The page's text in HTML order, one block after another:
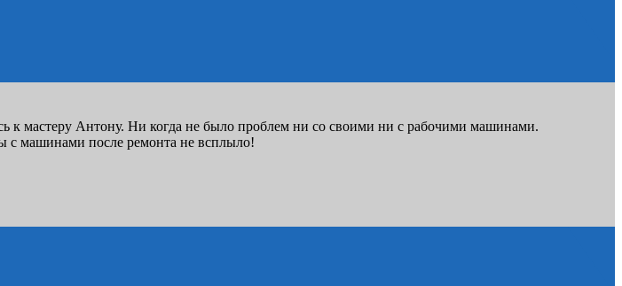
мастеру Антону. Ни когда не было проблем ни со своими ни с рабочими машинами.
с машинами после ремонта не всплыло!